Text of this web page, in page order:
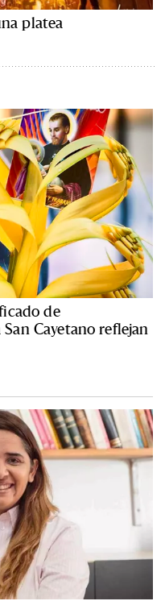
platea
de
Cayetano reflejan